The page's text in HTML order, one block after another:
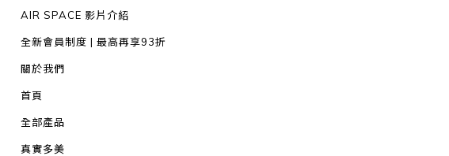
AIR SPACE 影片介紹
全新會員制度 | 最高再享93折
關於我們
首頁
全部產品
真實多美